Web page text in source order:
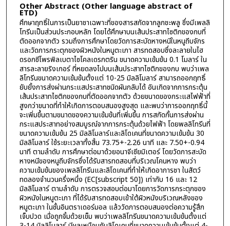
Other Abstract (Other language abstract of
ETD)
ศึกษาฤทธิ์ในการเป็นยาชาเฉพาะที่ของสารสกัดจากลูกชะพลู ซึ่งมีเพลลิ
โทรีนเป็นส่วนประกอบหลัก โดยได้ศึกษาบนเส้นประสาทไซติกของกบที่
ตัดออกจากตัว รวมถึงการศึกษาโดยวัดการสะบัดหางหนีในหนูถีบจักร
และวัดการกระตุกของผิวหนังในหนูตะเภา สารทดสอบซึ่งละลายในไฮ
ดรอกซีโพรพิลเบตาไซโคลเดรกตริน ขนาดความเข้มข้น 0.1 โมลาร์ ใน
สารละลายริงเกอร์ ที่หยดลงไปบนเส้นประสาทไซติกของกบ พบว่าเพล
ลิโทรีนขนาดความเข้มข้นตั้งแต่ 10-25 มิลลิโมลาร์ สามารถออกฤทธิ์
ยับยั้งการส่งผ่านกระแสประสาทชนิดผันกลับได้ อันเกิดจากการกระตุ้น
เส้นประสาทไซติกของกบที่ตัดออกจากตัว ด้วยขนาดของกระแสไฟฟ้าที่
สูงกว่าขนาดที่ทำให้เกิดการตอบสนองสูงสุด และพบว่าการออกฤทธิ์นี้
จะเพิ่มขึ้นตามขนาดของความเข้มข้นที่เพิ่มขึ้น การสกัดกั้นการส่งผ่าน
กระแสประสาทอย่างสมบูรณ์จากการกระตุ้นด้วยไฟฟ้า โดยพลลิโทรีนที่
ขนาดความเข้มข้น 25 มิลลิโมลาร์และลิโดเคนที่ขนาดความเข้มข้น 30
มิลลิโมลาร์ ใช้ระยะเวลาทั้งสิ้น 73.75+-2.26 นาที และ 7.50+-0.94
นาที ตามลำดับ การศึกษาต่อมาด้วยอนาจีเซียมิเตอร์ โดยวัดการสะบัด
หางหนีของหนูถีบจักรซึ่งได้รับสารทดสอบที่บริเวณโคนหาง พบว่า
ความเข้มข้นของเพลลิโทรีนและลิโดเคนที่ทำให้เกิดอาการชา ในสัตว์
ทดลองจำนวนครึ่งหนึ่ง (EC[subscript 50]) เท่ากับ 16 และ 12
มิลลิโมลาร์ ตามลำดับ การตรวจสอบต่อมาโดยการวัดการกระตุกของ
ผิวหนังในหนูตะเภา ที่ได้รับสารทดสอบเข้าใต้ผิวหนังบริเวณหลังของ
หนูตะเภา ในชั้นอินตราเดอร์มอล แล้ววัดการตอบสนองต่อความรู้สึก
เจ็บปวด เมื่อถูกจิ้มด้วยเข็ม พบว่าเพลลิโทรีนขนาดความเข้มข้นตั้งแต่